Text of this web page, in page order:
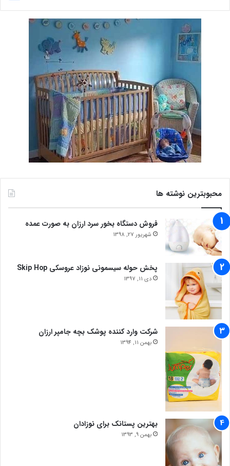
محبوبترین نوشته ها
فروش دستگاه بخور سرد ارزان به صورت عمده
شهریور 27, 1398
پخش حوله سیسمونی نوزاد عروسکی Skip Hop
دی 11, 1397
شرکت وارد کننده پوشک بچه جامپر ارزان
بهمن 11, 1394
بهترین پستانک برای نوزادان
بهمن 9, 1393